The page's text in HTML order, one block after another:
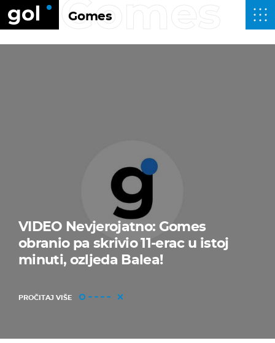
Gomes
Gomes
VIDEO Nevjerojatno: Gomes
obranio pa skrivio 11-erac u istoj
minuti, ozljeda Balea!
PROČITAJ VIŠE